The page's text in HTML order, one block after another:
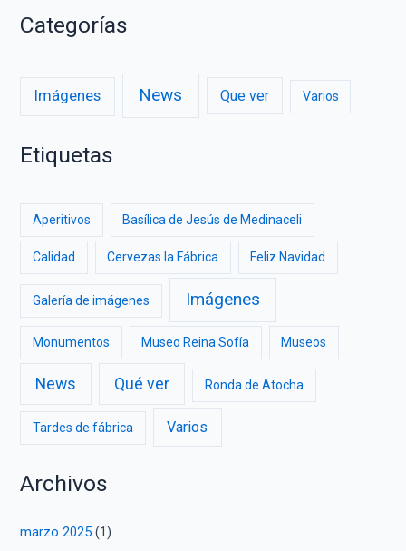
Categorías
Imágenes News Que ver Varios
Etiquetas
Aperitivos Basílica de Jesús de Medinaceli
Calidad Cervezas la Fábrica Feliz Navidad
Galería de imágenes Imágenes
Monumentos Museo Reina Sofía Museos
News Qué ver Ronda de Atocha
Tardes de fábrica Varios
Archivos
marzo 2025 (1)